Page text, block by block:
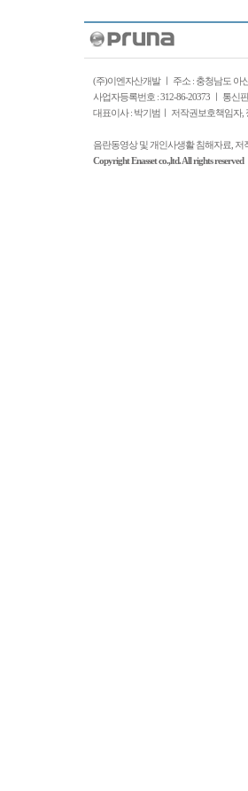
(주)이엔자산개발 ㅣ 주소 : 충청남도 아
사업자등록번호 : 312-86-20373 ㅣ 통신
대표이사 : 박기범ㅣ 저작권보호책임자,
음란동영상 및 개인사생활 침해자료,
Copyright Enasset co.,ltd. All rights reserved